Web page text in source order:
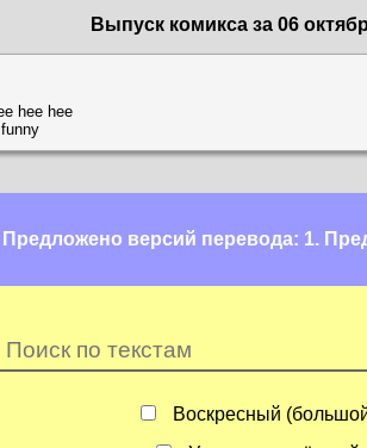
Выпуск комикса за 06
hee hee
Предложено версий перевода: 1.
Воскресный